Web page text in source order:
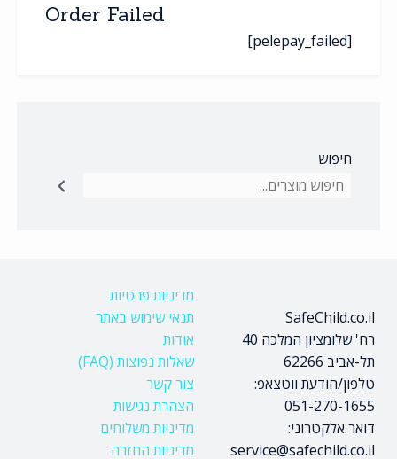
Order Failed
[pelepay_failed]
חיפוש
SafeChild.co.il
רח' שלומציון המלכה 40
תל-אביב 62266
טלפון/הודעת ווטצאפ:
051-270-1655
דואר אלקטרוני:
service@safechild.co.il
מדיניות פרטיות
תנאי שימוש באתר
אודות
שאלות נפוצות (FAQ)
צור קשר
הצהרת נגישות
מדיניות משלוחים
מדיניות החזרה